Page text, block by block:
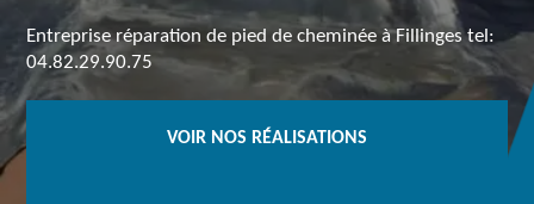
Entreprise réparation de pied de cheminée à Fillinges tel:
04.82.29.90.75
VOIR NOS RÉALISATIONS